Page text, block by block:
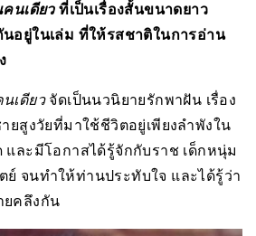
นเดียวที่เป็นเรื่องสั้นขนาดยาว
นอยู่ในเล่ม ที่ให้รสชาติในการอ่าน
เดียวจัดเป็นนวนิยายรักพาฝัน เรื่อง
ยสูงวัยที่มาใช้ชีวิตอยู่เพียงลำพังใน
ละมีโอกาสได้รู้จักกับราช เด็กหนุ่ม
จนทำให้ท่านประทับใจ และได้รู้ว่า
ยคลึงกัน